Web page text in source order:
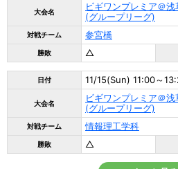
大会名
ビギワンプレミア＠浅
(グループリーグ)
対戦チーム 参宮橋
勝敗 △
日付 11/15(Sun) 11:00～
大会名
ビギワンプレミア＠浅
(グループリーグ)
対戦チーム 情報理工学科
勝敗 △